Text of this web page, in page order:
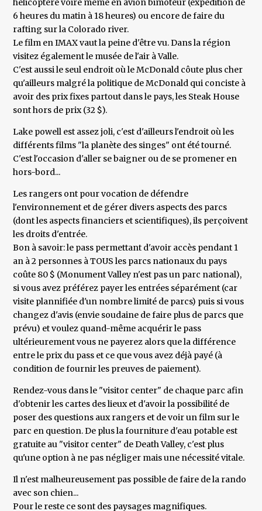
hélicoptère voire même en avion bimoteur (expédition de
6 heures du matin à 18 heures) ou encore de faire du
rafting sur la Colorado river.
Le film en IMAX vaut la peine d'être vu. Dans la région
visitez également le musée de l'air à Valle.
C'est aussi le seul endroit où le McDonald côute plus cher
qu'ailleurs malgré la politique de McDonald qui conciste à
avoir des prix fixes partout dans le pays, les Steak House
sont hors de prix (32 $).
Lake powell est assez joli, c'est d'ailleurs l'endroit où les
différents films "la planète des singes" ont été tourné.
C'est l'occasion d'aller se baigner ou de se promener en
hors-bord...
Les rangers ont pour vocation de défendre
l'environnement et de gérer divers aspects des parcs
(dont les aspects financiers et scientifiques), ils perçoivent
les droits d'entrée.
Bon à savoir: le pass permettant d'avoir accès pendant 1
an à 2 personnes à TOUS les parcs nationaux du pays
coûte 80 $ (Monument Valley n'est pas un parc national),
si vous avez préférez payer les entrées séparément (car
visite plannifiée d'un nombre limité de parcs) puis si vous
changez d'avis (envie soudaine de faire plus de parcs que
prévu) et voulez quand-même acquérir le pass
ultérieurement vous ne payerez alors que la différence
entre le prix du pass et ce que vous avez déjà payé (à
condition de fournir les preuves de paiement).
Rendez-vous dans le "visitor center" de chaque parc afin
d'obtenir les cartes des lieux et d'avoir la possibilité de
poser des questions aux rangers et de voir un film sur le
parc en question. De plus la fourniture d'eau potable est
gratuite au "visitor center" de Death Valley, c'est plus
qu'une option à ne pas négliger mais une nécessité vitale.
Il n'est malheureusement pas possible de faire de la rando
avec son chien...
Pour le reste ce sont des paysages magnifiques.